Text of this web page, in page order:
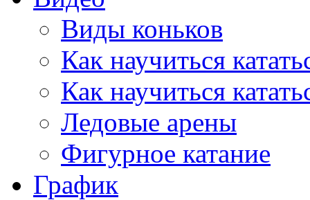
Виды коньков
Как научиться
Как научиться
Ледовые арены
Фигурное катание
График